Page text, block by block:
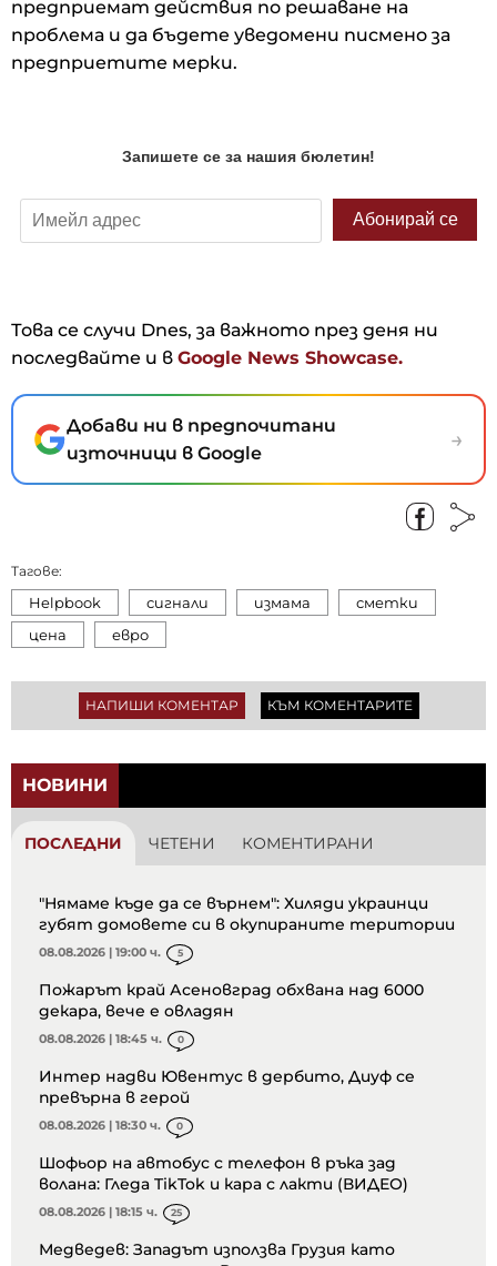
предприемат действия по решаване на
проблема и да бъдете уведомени писмено за
предприетите мерки.
Това се случи Dnes, за важното през деня ни
последвайте и в Google News Showcase.
Добави ни в предпочитани
източници в Google
→
Тагове:
Helpbook сигнали измама
сметки
цена
евро
НАПИШИ КОМЕНТАР КЪМ КОМЕНТАРИТЕ
НОВИНИ
ПОСЛЕДНИ ЧЕТЕНИ КОМЕНТИРАНИ
"Нямаме къде да се върнем": Хиляди украинци
губят домовете си в окупираните територии
08.08.2026 | 19:00 ч. 5
Пожарът край Асеновград обхвана над 6000
декара, вече е овладян
08.08.2026 | 18:45 ч. 0
Интер надви Ювентус в дербито, Диуф се
превърна в герой
08.08.2026 | 18:30 ч. 0
Шофьор на автобус с телефон в ръка зад
волана: Гледа TikTok и кара с лакти (ВИДЕО)
08.08.2026 | 18:15 ч. 25
Медведев: Западът използва Грузия като